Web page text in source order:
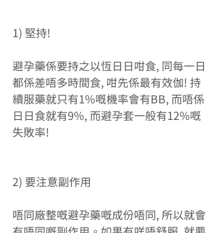
1) 堅持!
避孕藥係要持之以恆日日咁食, 同每一日
都係差唔多時間食, 咁先係最有效伽! 持
續服藥就只有1%嘅機率會有BB, 而唔係
日日食就有9%, 而避孕套一般有12%嘅
失敗率!
2) 要注意副作用
唔同廠整嘅避孕藥嘅成份唔同, 所以就會